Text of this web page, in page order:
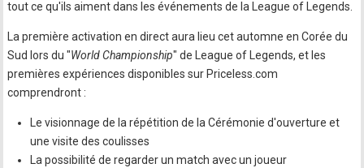
tout ce qu'ils aiment dans les événements de la League of Legends.
La première activation en direct aura lieu cet automne en Corée du
Sud lors du "World Championship" de League of Legends, et les
premières expériences disponibles sur Priceless.com
comprendront :
Le visionnage de la répétition de la Cérémonie d'ouverture et
une visite des coulisses
La possibilité de regarder un match avec un joueur